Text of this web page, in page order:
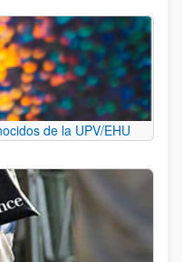
de la UPV/EHU